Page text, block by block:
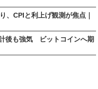
、CPIと利上げ観測が焦点｜
後も強気 ビットコインへ期